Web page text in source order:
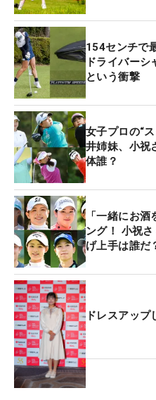
154センチで
ドライバーシ
という衝撃
女子プロの“
井姉妹、小
体誰？
「一緒にお
ング！ 小祝
げ上手は誰だ
ドレスアップ